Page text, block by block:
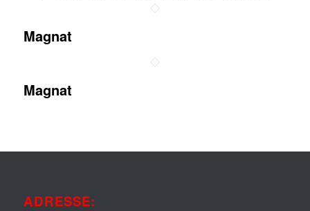
Magnat
Magnat
ADRESSE: